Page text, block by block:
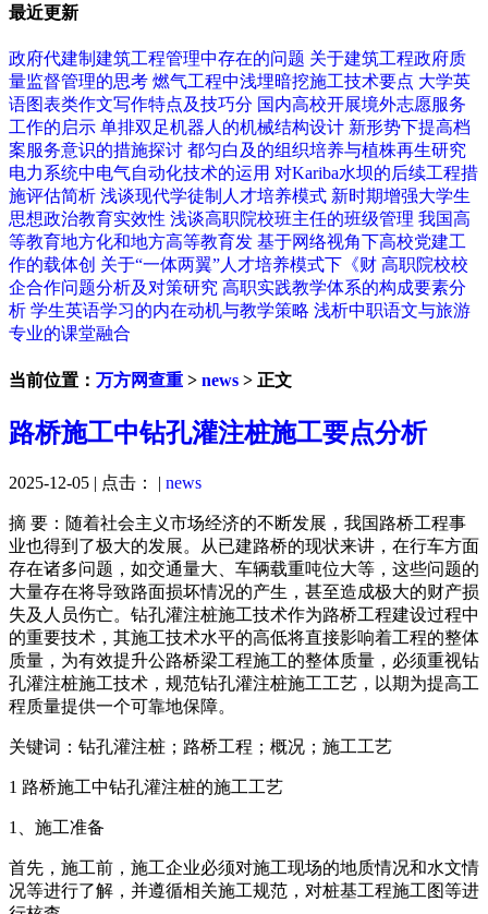
最近更新
政府代建制建筑工程管理中存在的问题 关于建筑工程政府质
量监督管理的思考 燃气工程中浅埋暗挖施工技术要点 大学英
语图表类作文写作特点及技巧分 国内高校开展境外志愿服务
工作的启示 单排双足机器人的机械结构设计 新形势下提高档
案服务意识的措施探讨 都匀白及的组织培养与植株再生研究
电力系统中电气自动化技术的运用 对Kariba水坝的后续工程措
施评估简析 浅谈现代学徒制人才培养模式 新时期增强大学生
思想政治教育实效性 浅谈高职院校班主任的班级管理 我国高
等教育地方化和地方高等教育发 基于网络视角下高校党建工
作的载体创 关于“一体两翼”人才培养模式下《财 高职院校校
企合作问题分析及对策研究 高职实践教学体系的构成要素分
析 学生英语学习的内在动机与教学策略 浅析中职语文与旅游
专业的课堂融合
当前位置： 万方网查重 > news > 正文
路桥施工中钻孔灌注桩施工要点分析
2025-12-05 | 点击： | news
摘 要：随着社会主义市场经济的不断发展，我国路桥工程事
业也得到了极大的发展。从已建路桥的现状来讲，在行车方面
存在诸多问题，如交通量大、车辆载重吨位大等，这些问题的
大量存在将导致路面损坏情况的产生，甚至造成极大的财产损
失及人员伤亡。钻孔灌注桩施工技术作为路桥工程建设过程中
的重要技术，其施工技术水平的高低将直接影响着工程的整体
质量，为有效提升公路桥梁工程施工的整体质量，必须重视钻
孔灌注桩施工技术，规范钻孔灌注桩施工工艺，以期为提高工
程质量提供一个可靠地保障。
关键词：钻孔灌注桩；路桥工程；概况；施工工艺
1 路桥施工中钻孔灌注桩的施工工艺
1、施工准备
首先，施工前，施工企业必须对施工现场的地质情况和水文情
况等进行了解，并遵循相关施工规范，对桩基工程施工图等进